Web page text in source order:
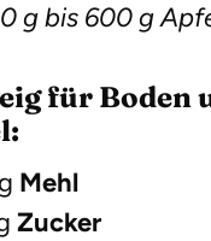
g bis 600 g
für Boden
Mehl
Zucker